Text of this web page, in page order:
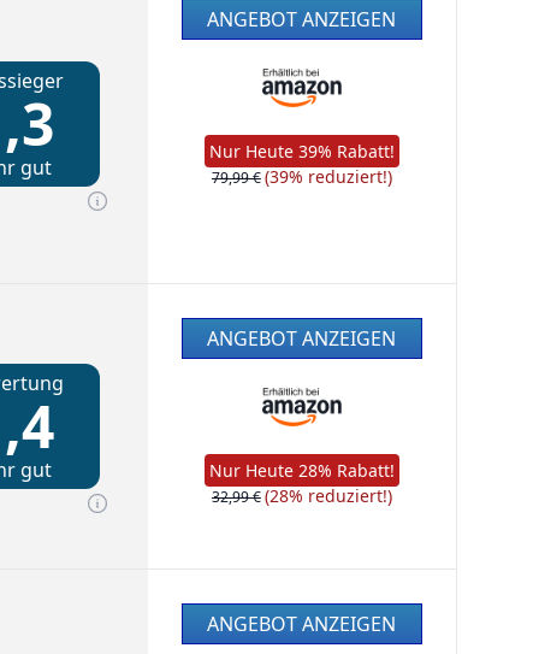
gut
ANGEBOT ANZEIGEN
Nur Heute 39% Rabatt!
79,99 €(39% reduziert!)
gut
ANGEBOT ANZEIGEN
Nur Heute 28% Rabatt!
32,99 €(28% reduziert!)
ANGEBOT ANZEIGEN